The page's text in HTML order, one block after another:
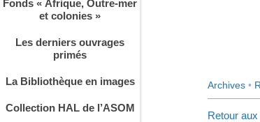
Fonds « Afrique, Outre-mer
et colonies »
Les derniers ouvrages
primés
La Bibliothèque en images
Collection HAL de l’ASOM
Archives •
Retour